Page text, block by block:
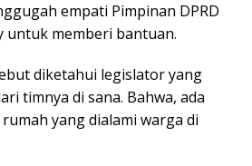
empati Pimpinan DPRD
untuk memberi bantuan.
diketahui legislator yang
timnya di sana. Bahwa, ada
yang dialami warga di